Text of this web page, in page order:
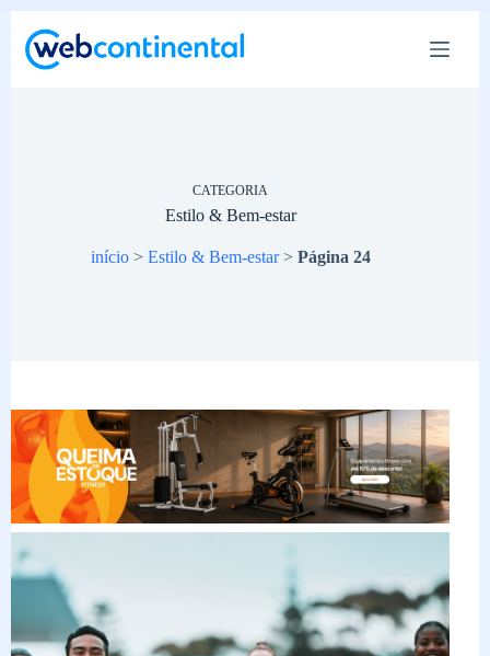
para
CATEGORIA
Estilo & Bem-estar
início> Estilo & Bem-estar> Página 24